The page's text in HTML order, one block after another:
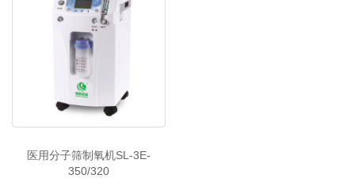
医用分子筛制氧机SL-3E-
350/320